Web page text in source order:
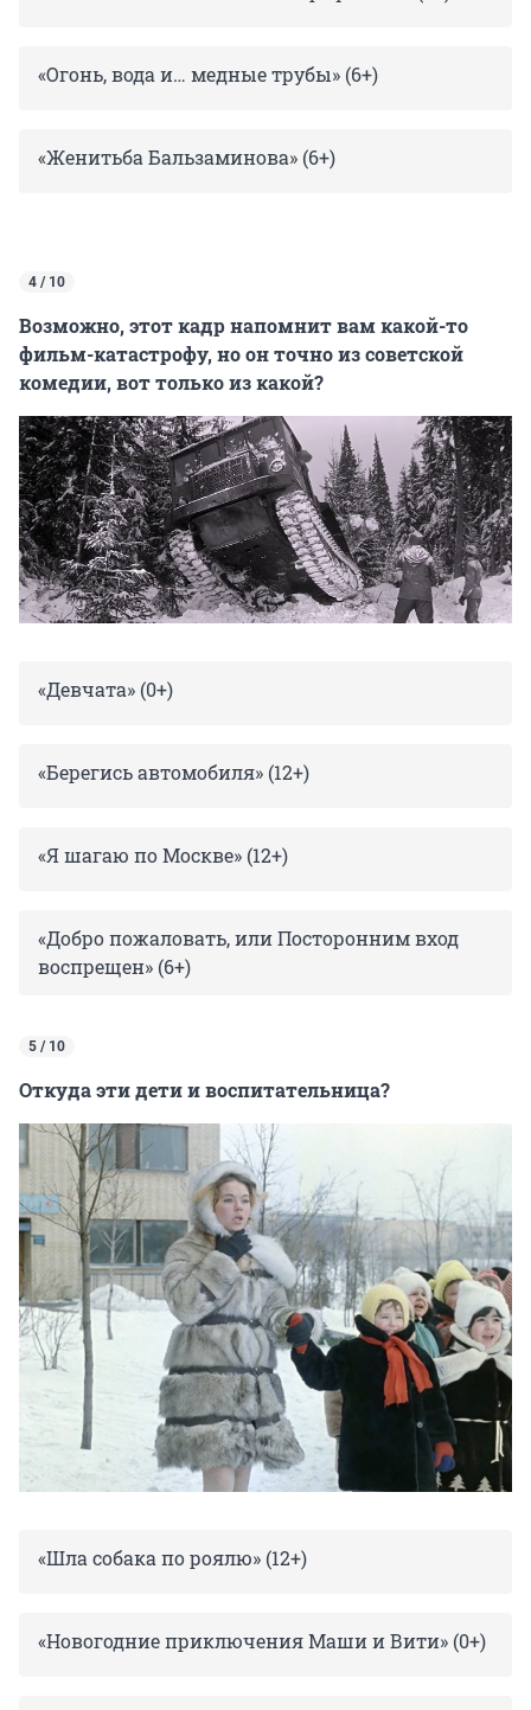
«Огонь, вода и… медные трубы» (6+)
«Женитьба Бальзаминова» (6+)
4 / 10
Возможно, этот кадр напомнит вам какой-то
фильм-катастрофу, но он точно из советской
комедии, вот только из какой?
«Девчата» (0+)
«Берегись автомобиля» (12+)
«Я шагаю по Москве» (12+)
«Добро пожаловать, или Посторонним вход
воспрещен» (6+)
5 / 10
Откуда эти дети и воспитательница?
«Шла собака по роялю» (12+)
«Новогодние приключения Маши и Вити» (0+)